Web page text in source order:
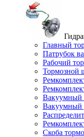
Главный
Патрубок
Рабочий
Тормозной
Вакуумный
Вакуумный
Скоба